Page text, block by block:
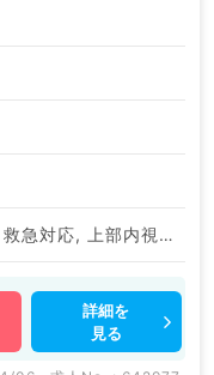
一般外来, 病棟管理, 救急対応, 上部内視鏡検査（ＧＦ）, 下部内視鏡検査（ＣＦ）
詳細を
見る